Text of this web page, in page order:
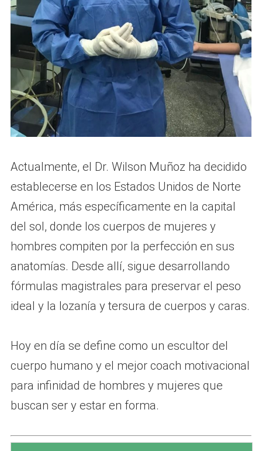
Actualmente, el Dr. Wilson Muñoz ha decidido
establecerse en los Estados Unidos de Norte
América, más específicamente en la capital
del sol, donde los cuerpos de mujeres y
hombres compiten por la perfección en sus
anatomías. Desde allí, sigue desarrollando
fórmulas magistrales para preservar el peso
ideal y la lozanía y tersura de cuerpos y caras.
Hoy en día se define como un escultor del
cuerpo humano y el mejor coach motivacional
para infinidad de hombres y mujeres que
buscan ser y estar en forma.